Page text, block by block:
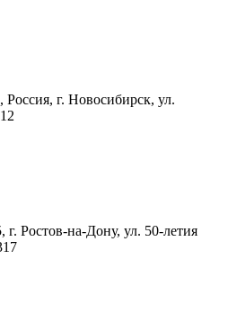
Россия, г. Новосибирск, ул.
г. Ростов-на-Дону, ул. 50-летия